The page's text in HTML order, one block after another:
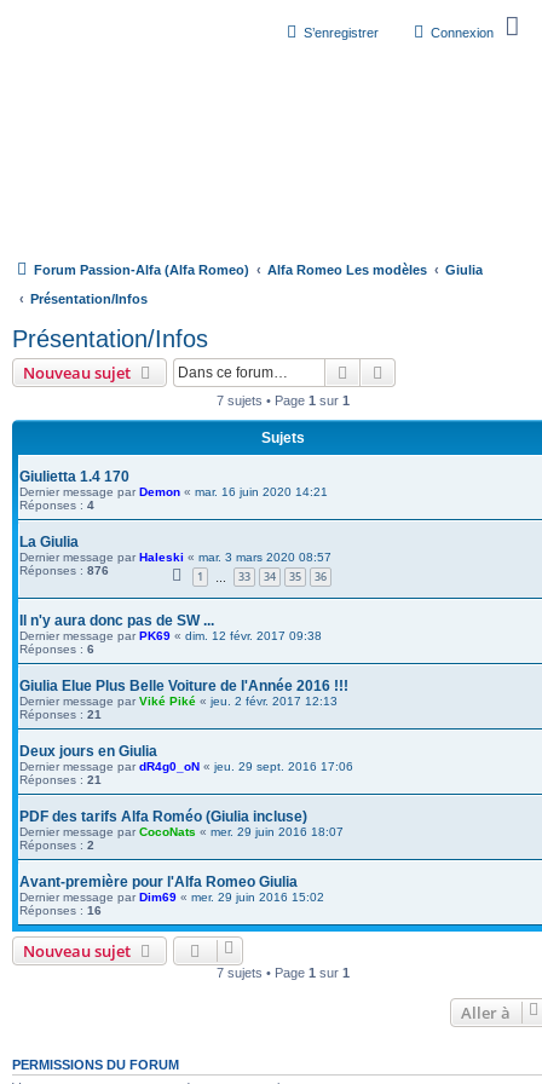
Connexion
S’enregistrer
Forum Passion-Alfa (Alfa Romeo) Alfa Romeo Les modèles
Giulia
Présentation/Infos
Présentation/Infos
Nouveau sujet Rechercher
7 sujets • Page 1 sur 1
Sujets
Giulietta 1.4 170
Dernier message par Demon « mar. 16 juin 2020 14:21
Réponses : 4
La Giulia
Dernier message par Haleski « mar. 3 mars 2020 08:57
Réponses : 876 1 33 34 35 36
Il n'y aura donc pas de SW ...
Dernier message par PK69 « dim. 12 févr. 2017 09:38
Réponses : 6
Giulia Elue Plus Belle Voiture de l'Année 2016 !!!
Dernier message par Viké Piké « jeu. 2 févr. 2017 12:13
Réponses : 21
Deux jours en Giulia
Dernier message par dR4g0_oN « jeu. 29 sept. 2016 17:06
Réponses : 21
PDF des tarifs Alfa Roméo (Giulia incluse)
Dernier message par CocoNats « mer. 29 juin 2016 18:07
Réponses : 2
Avant-première pour l'Alfa Romeo Giulia
Dernier message par Dim69 « mer. 29 juin 2016 15:02
Réponses : 16
Nouveau sujet
7 sujets • Page 1 sur 1
Aller à
PERMISSIONS DU FORUM